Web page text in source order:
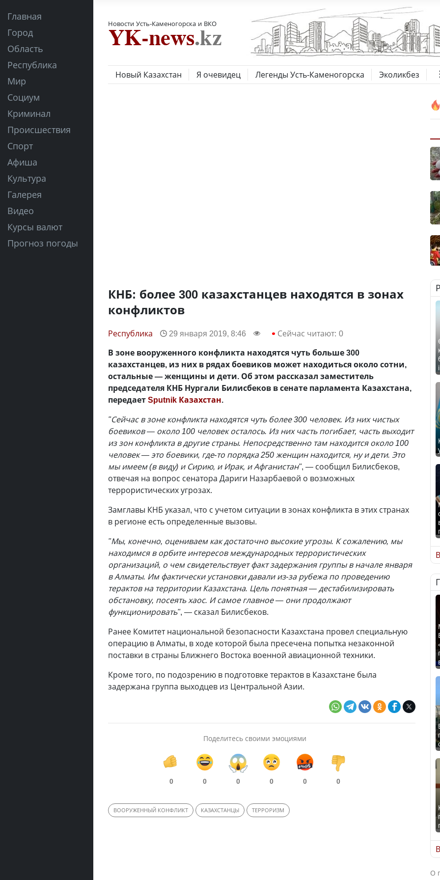
Главная
Город
Область
Республика
Мир
Социум
Криминал
Происшествия
Спорт
Афиша
Культура
Галерея
Видео
Курсы валют
Прогноз погоды
Новости Усть-Каменогорска и ВКО
Новый Казахстан Я очевидец Легенды Усть-Каменогорска Эколикбез
КНБ: более 300 казахстанцев находятся в зонах
конфликтов
Республика 29 января 2019, 8:46 Сейчас читают: 0
В зоне вооруженного конфликта находятся чуть больше 300
казахстанцев, из них в рядах боевиков может находиться около сотни,
остальные — женщины и дети. Об этом рассказал заместитель
председателя КНБ Нургали Билисбеков в сенате парламента Казахстана,
передаетSputnik Казахстан.
"Сейчас в зоне конфликта находятся чуть более 300 человек. Из них чистых
боевиков — около 100 человек осталось. Из них часть погибает, часть выходит
из зон конфликта в другие страны. Непосредственно там находится около 100
человек — это боевики, где-то порядка 250 женщин находится, ну и дети. Это
мы имеем (в виду) и Сирию, и Ирак, и Афганистан", — сообщил Билисбеков,
отвечая на вопрос сенатора Дариги Назарбаевой о возможных
террористических угрозах.
Замглавы КНБ указал, что с учетом ситуации в зонах конфликта в этих странах
в регионе есть определенные вызовы.
"Мы, конечно, оцениваем как достаточно высокие угрозы. К сожалению, мы
находимся в орбите интересов международных террористических
организаций, о чем свидетельствует факт задержания группы в начале января
в Алматы. Им фактически установки давали из-за рубежа по проведению
терактов на территории Казахстана. Цель понятная — дестабилизировать
обстановку, посеять хаос. И самое главное — они продолжают
функционировать", — сказал Билисбеков.
Ранее Комитет национальной безопасности Казахстана провел специальную
операцию в Алматы, в ходе которой была пресечена попытка незаконной
поставки в страны Ближнего Востока военной авиационной техники.
Кроме того, по подозрению в подготовке терактов в Казахстане была
задержана группа выходцев из Центральной Азии.
Поделитесь своими эмоциями
0 0 0 0 0 0
ВООРУЖЕННЫЙ КОНФЛИКТ КАЗАХСТАНЦЫ ТЕРРОРИЗМ
О